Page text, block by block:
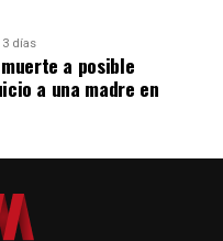
3 días
a posible
a una madre en